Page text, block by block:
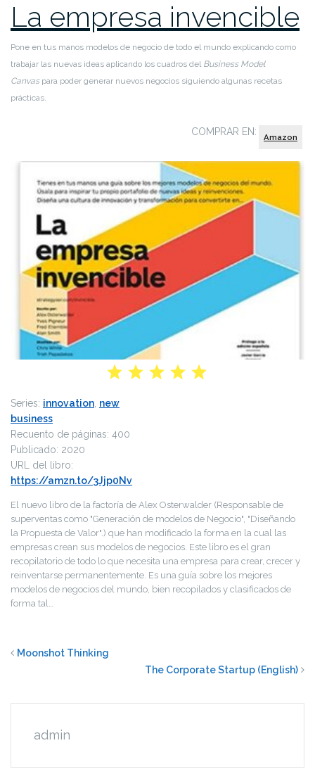
La empresa invencible
Pone en tus manos modelos de negocio de todo el mundo explicando como
trabajar las nuevas ideas aplicando los cuadros del Business Model
Canvas para poder generar nuevos negocios siguiendo algunas recetas
prácticas.
COMPRAR EN: Amazon
Series: innovation new
business
Recuento de páginas: 400
Publicado: 2020
URL del libro:
https://amzn.to/3Jjp0Nv
El nuevo libro de la factoría de Alex Osterwalder (Responsable de
superventas como "Generación de modelos de Negocio", "Diseñando
la Propuesta de Valor".) que han modificado la forma en la cual las
empresas crean sus modelos de negocios. Este libro es el gran
recopilatorio de todo lo que necesita una empresa para crear, crecer y
reinventarse permanentemente. Es una guía sobre los mejores
modelos de negocios del mundo, bien recopilados y clasificados de
forma tal…
Moonshot Thinking
The Corporate Startup (English)
admin